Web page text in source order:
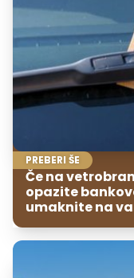
PREBERI ŠE
Če na
opazite
umaknite na